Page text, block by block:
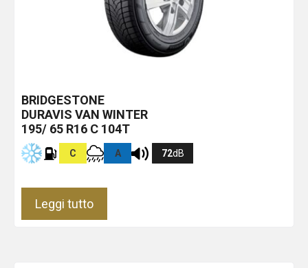
BRIDGESTONE
DURAVIS VAN WINTER
195/ 65 R16 C 104T
C A 72dB
Leggi tutto